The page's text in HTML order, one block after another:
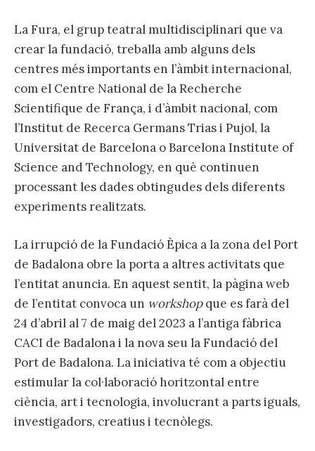
La Fura, el grup teatral multidisciplinari que va
crear la fundació, treballa amb alguns dels
centres més importants en l’àmbit internacional,
com el Centre National de la Recherche
Scientifique de França, i d’àmbit nacional, com
l’Institut de Recerca Germans Trias i Pujol, la
Universitat de Barcelona o Barcelona Institute of
Science and Technology, en què continuen
processant les dades obtingudes dels diferents
experiments realitzats.
La irrupció de la Fundació Èpica a la zona del Port
de Badalona obre la porta a altres activitats que
l’entitat anuncia. En aquest sentit, la pàgina web
de l’entitat convoca un workshopque es farà del
24 d’abril al 7 de maig del 2023 a l’antiga fàbrica
CACI de Badalona i la nova seu la Fundació del
Port de Badalona. La iniciativa té com a objectiu
estimular la col·laboració horitzontal entre
ciència, art i tecnologia, involucrant a parts iguals,
investigadors, creatius i tecnòlegs.